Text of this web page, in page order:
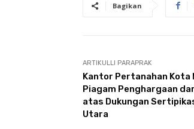
Bagikan
ARTIKULLI PARAPRAK
Kantor Pertanahan Kota
Piagam Penghargaan
atas Dukungan
Utara